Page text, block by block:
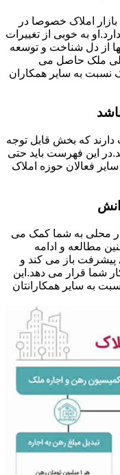
املاک خصوصا در
به خوبی از تغییرات
از دل شناخت و توسعه
ملک حاصل می
نسبت به سایر همکاران
که بخش قابل توجه
این فهرست باید حتی
فعالان حوزه املاک
محلی به شما کمک می
مطالعه و ادامه
پیشرفت باز می کند و
شما قرار می دهد.این
به سایر همکارانتان